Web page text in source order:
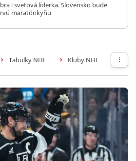
i svetová líderka. Slovensko bude
maratónkyňu
Tabuľky NHL Kluby NHL